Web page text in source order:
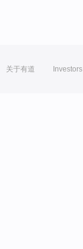
关于有道 Investors